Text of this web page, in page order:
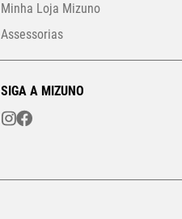
Minha Loja Mizuno
Assessorias
SIGA A MIZUNO